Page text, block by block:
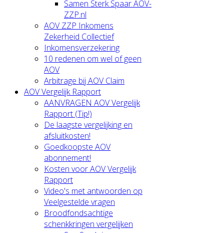
Samen Sterk Spaar AOV-
ZZP.nl
AOV ZZP Inkomens
Zekerheid Collectief
Inkomensverzekering
10 redenen om wel of geen
AOV
Arbitrage bij AOV Claim
AOV Vergelijk Rapport
AANVRAGEN AOV Vergelijk
Rapport (Tip!)
De laagste vergelijking en
afsluitkosten!
Goedkoopste AOV
abonnement!
Kosten voor AOV Vergelijk
Rapport
Video's met antwoorden op
Veelgestelde vragen
Broodfondsachtige
schenkkringen vergelijken